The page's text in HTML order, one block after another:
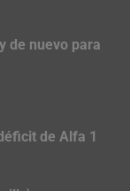
de nuevo para
de Alfa 1